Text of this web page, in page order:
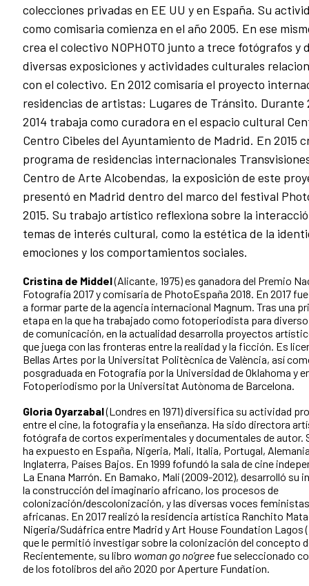
colecciones privadas en EE UU y en España. Su
como comisaria comienza en el año 2005. En ese
crea el colectivo NOPHOTO junto a trece fotógrafos y
diversas exposiciones y actividades culturales
con el colectivo. En 2012 comisaría el proyecto
residencias de artistas: Lugares de Tránsito. Durante
2014 trabaja como curadora en el espacio cultural
Centro Cibeles del Ayuntamiento de Madrid. En 2015
programa de residencias internacionales
Centro de Arte Alcobendas, la exposición de este
presentó en Madrid dentro del marco del festival
2015. Su trabajo artístico reflexiona sobre la
temas de interés cultural, como la estética de la
emociones y los comportamientos sociales.
Cristina de Middel(Alicante, 1975) es ganadora del Premio
Fotografía 2017 y comisaria de PhotoEspaña 2018. En 2017
a formar parte de la agencia internacional Magnum. Tras una
etapa en la que ha trabajado como fotoperiodista para
de comunicación, en la actualidad desarrolla proyectos
que juega con las fronteras entre la realidad y la ficción. Es
Bellas Artes por la Universitat Politècnica de València, así
posgraduada en Fotografía por la Universidad de Oklahoma y
Fotoperiodismo por la Universitat Autònoma de Barcelona.
Gloria Oyarzabal(Londres en 1971) diversifica su actividad
entre el cine, la fotografía y la enseñanza. Ha sido directora
fotógrafa de cortos experimentales y documentales de autor.
ha expuesto en España, Nigeria, Mali, Italia, Portugal,
Inglaterra, Países Bajos. En 1999 fofundó la sala de cine
La Enana Marrón. En Bamako, Mali (2009-2012), desarrolló su
la construcción del imaginario africano, los procesos de
colonización/descolonización, y las diversas voces feministas
africanas. En 2017 realizó la residencia artística Ranchito
Nigeria/Sudáfrica entre Madrid y Art House Foundation Lagos
que le permitió investigar sobre la colonización del concepto
Recientemente, su libro woman go no’gree fue seleccionado
de los fotolibros del año 2020 por Aperture Fundation.